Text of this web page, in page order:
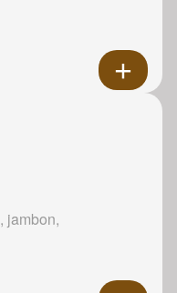
jambon,